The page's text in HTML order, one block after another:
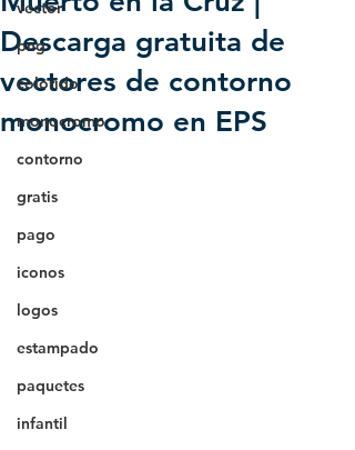
vector
png
colorido
monocromo
contorno
gratis
pago
iconos
logos
estampado
paquetes
infantil
Descarga gratuita de
vectores de contorno
monocromo en EPS